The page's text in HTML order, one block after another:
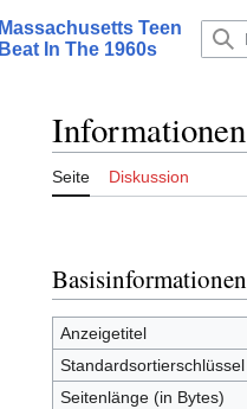
Massachusetts Teen
Beat In The 1960s
Seite Diskussion
Basisinformationen
Anzeigetitel
Standardsortierschlüssel
Seitenlänge (in Bytes)